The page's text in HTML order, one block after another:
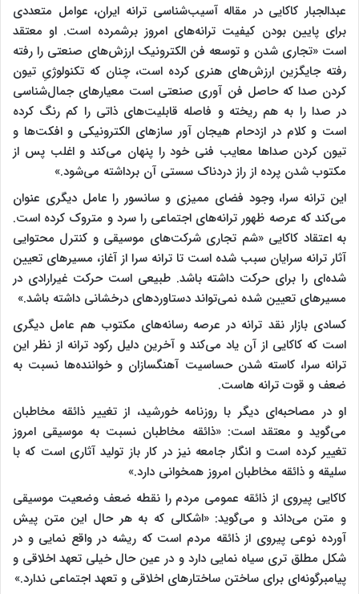
عبدالجبار کاکایی در مقاله آسیب‌شناسی ترانه ایران، عوامل متعددی
برای پایین بودن کیفیت ترانه‌های امروز برشمرده است. او معتقد
است «تجاری شدن و توسعه فن الکترونیک ارزش‌های صنعتی را رفته
رفته جایگزین ارزش‌های هنری کرده است، چنان که تکنولوژیِ تیون
کردن صدا که حاصل فن آوری صنعتی است معیارهای جمال‌شناسی
در صدا را به هم ریخته و فاصله قابلیت‌های ذاتی را کم رنگ کرده
است و کلام در ازدحام هیجان آور سازهای الکترونیکی و افکت‌ها و
تیون کردن صدا‌ها معایب فنی خود را پنهان می‌کند و اغلب پس از
مکتوب شدن پرده از راز دردناک سستی آن برداشته می‌شود.»
این ترانه سرا، وجود فضای ممیزی و سانسور را عامل دیگری عنوان
می‌کند که عرصه ظهور ترانه‌های اجتماعی را سرد و متروک کرده است.
به اعتقاد کاکایی «شم تجاری شرکت‌های موسیقی و کنترل محتوایی
آثار ترانه سرایان سبب شده است تا ترانه سرا از آغاز، مسیرهای تعیین
شده‌ای را برای حرکت داشته باشد. طبیعی است حرکت غیرارادی در
مسیرهای تعیین شده نمی‌تواند دستاوردهای درخشانی داشته باشد.»
کسادی بازار نقد ترانه در عرصه رسانه‌های مکتوب هم عامل دیگری
است که کاکایی از آن یاد می‌کند و آخرین دلیل رکود ترانه از نظر این
ترانه سرا، کاسته شدن حساسیت آهنگسازان و خواننده‌ها نسبت به
ضعف و قوت ترانه هاست.
او در مصاحبه‌ای دیگر با روزنامه خورشید، از تغییر ذائقه مخاطبان
می‌گوید و معتقد است: «ذائقه مخاطبان نسبت به موسیقی امروز
تغییر کرده است و انگار جامعه نیز در کار باز تولید آثاری است که با
سلیقه و ذائقه مخاطبان امروز همخوانی دارد.»
کاکایی پیروی از ذائقه عمومی مردم را نقطه ضعف وضعیت موسیقی
و متن می‌داند و می‌گوید: «اشکالی که به هر حال این متن پیش
آورده نوعی پیروی از ذائقه مردم است که ریشه در واقع نمایی و در
شکل مطلق تری سیاه نمایی دارد و در عین حال خیلی تعهد اخلاقی و
پیامبرگونه‌ای برای ساختن ساختار‌های اخلاقی و تعهد اجتماعی ندارد.»